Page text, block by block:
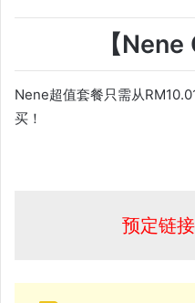
【Nene
Nene超值套餐只需从
买！
预定链